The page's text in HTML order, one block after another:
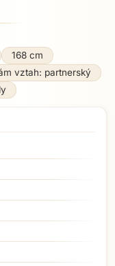
168 cm
vztah: partnerský